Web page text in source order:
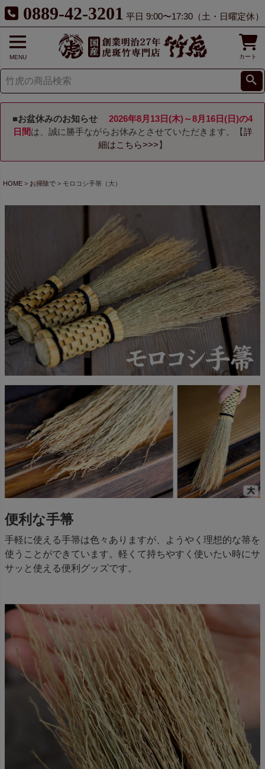
0889-42-3201 平日 9:00〜17:30（土・日曜定休）
MENU カート
■お盆休みのお知らせ
2026年8月13日(木)～8月16日(日)の4
日間は、誠に勝手ながらお休みとさせていただきます。【詳
細はこちら>>> 】
HOME お掃除で モロコシ手箒（大）
便利な手箒
手軽に使える手箒は色々ありますが、ようやく理想的な箒を
使うことができています。軽くて持ちやすく使いたい時にサ
サッと使える便利グッズです。